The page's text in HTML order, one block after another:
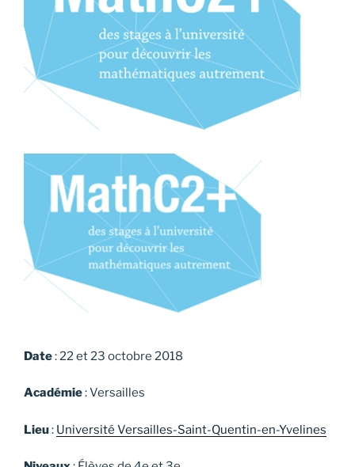
Date: 22 et 23 octobre 2018
Académie: Versailles
Lieu: Université Versailles-Saint-Quentin-en-Yvelines